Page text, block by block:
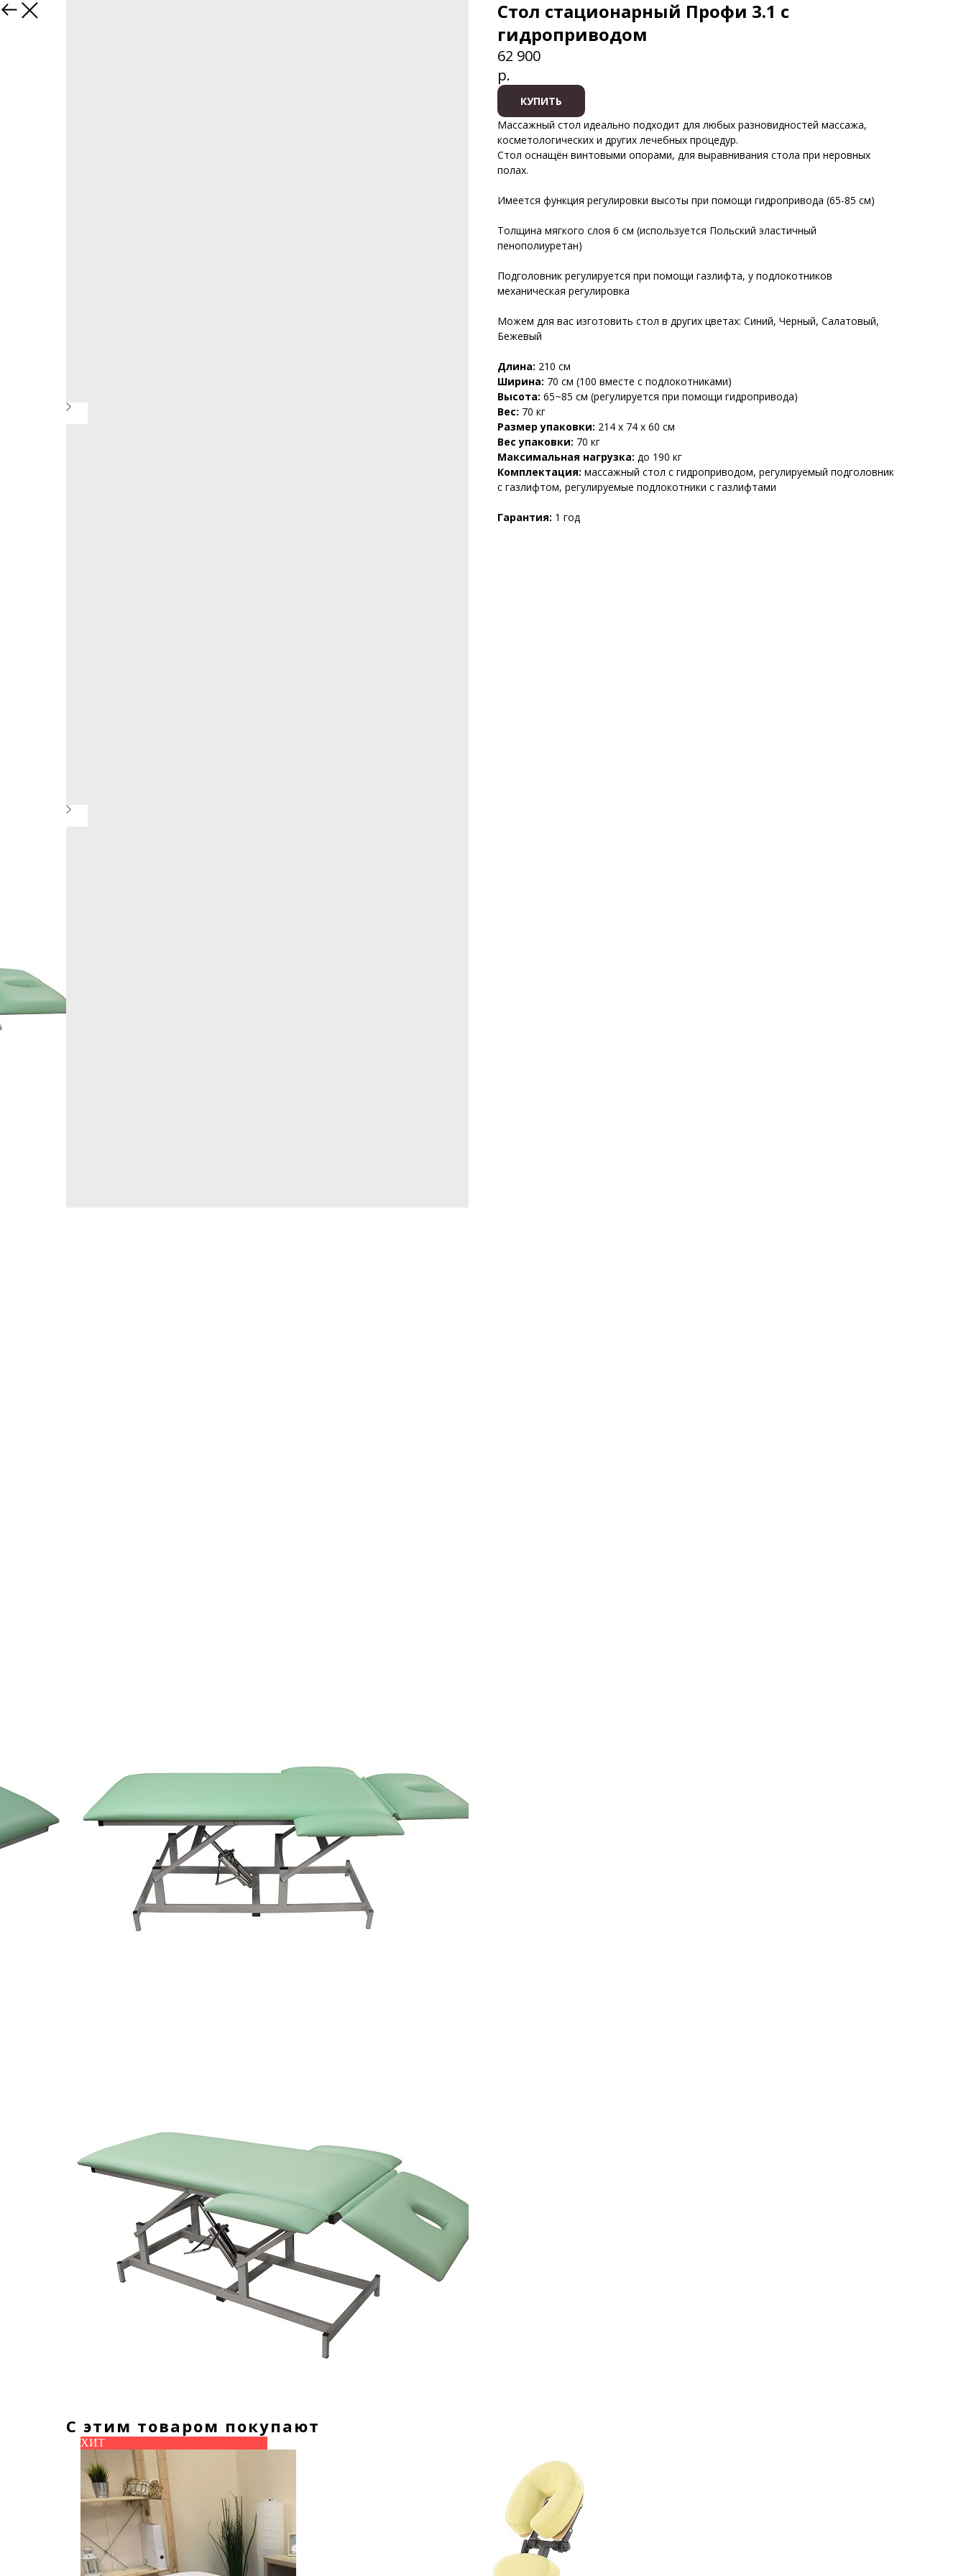
Стол стационарный Профи 3.1 с
гидроприводом
62 900
р.
КУПИТЬ
Массажный стол идеально подходит для любых разновидностей массажа,
косметологических и других лечебных процедур.
Стол оснащён винтовыми опорами, для выравнивания стола при неровных
полах.
Имеется функция регулировки высоты при помощи гидропривода (65-85 см)
Толщина мягкого слоя 6 см (используется Польский эластичный
пенополиуретан)
Подголовник регулируется при помощи газлифта, у подлокотников
механическая регулировка
Можем для вас изготовить стол в других цветах: Синий, Черный, Салатовый,
Бежевый
Длина: 210 см
Ширина: 70 см (100 вместе с подлокотниками)
Высота: 65~85 см (регулируется при помощи гидропривода)
Вес: 70 кг
Размер упаковки: 214 х 74 х 60 см
Вес упаковки: 70 кг
Максимальная нагрузка: до 190 кг
Комплектация: массажный стол с гидроприводом, регулируемый подголовник
с газлифтом, регулируемые подлокотники с газлифтами
Гарантия: 1 год
С этим товаром покупают
ХИТ